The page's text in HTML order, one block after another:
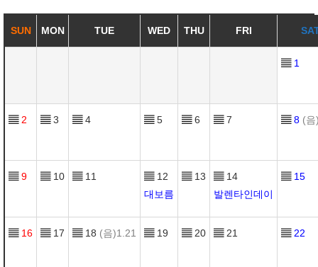
SUN MON TUE WED THU FRI
▤ 1
▤ 2 ▤ 3 ▤ 4 ▤ 5 ▤ 6 ▤ 7 ▤ 8 (
▤ 9 ▤ 10 ▤ 11 ▤ 12
대보름
▤ 13 ▤ 14
발렌타인데이
▤ 15
▤ 16 ▤ 17 ▤ 18 (음)1.21 ▤ 19 ▤ 20 ▤ 21 ▤ 22